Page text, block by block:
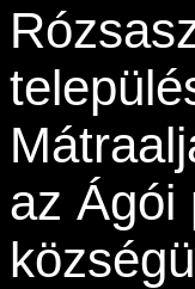
az Ágói